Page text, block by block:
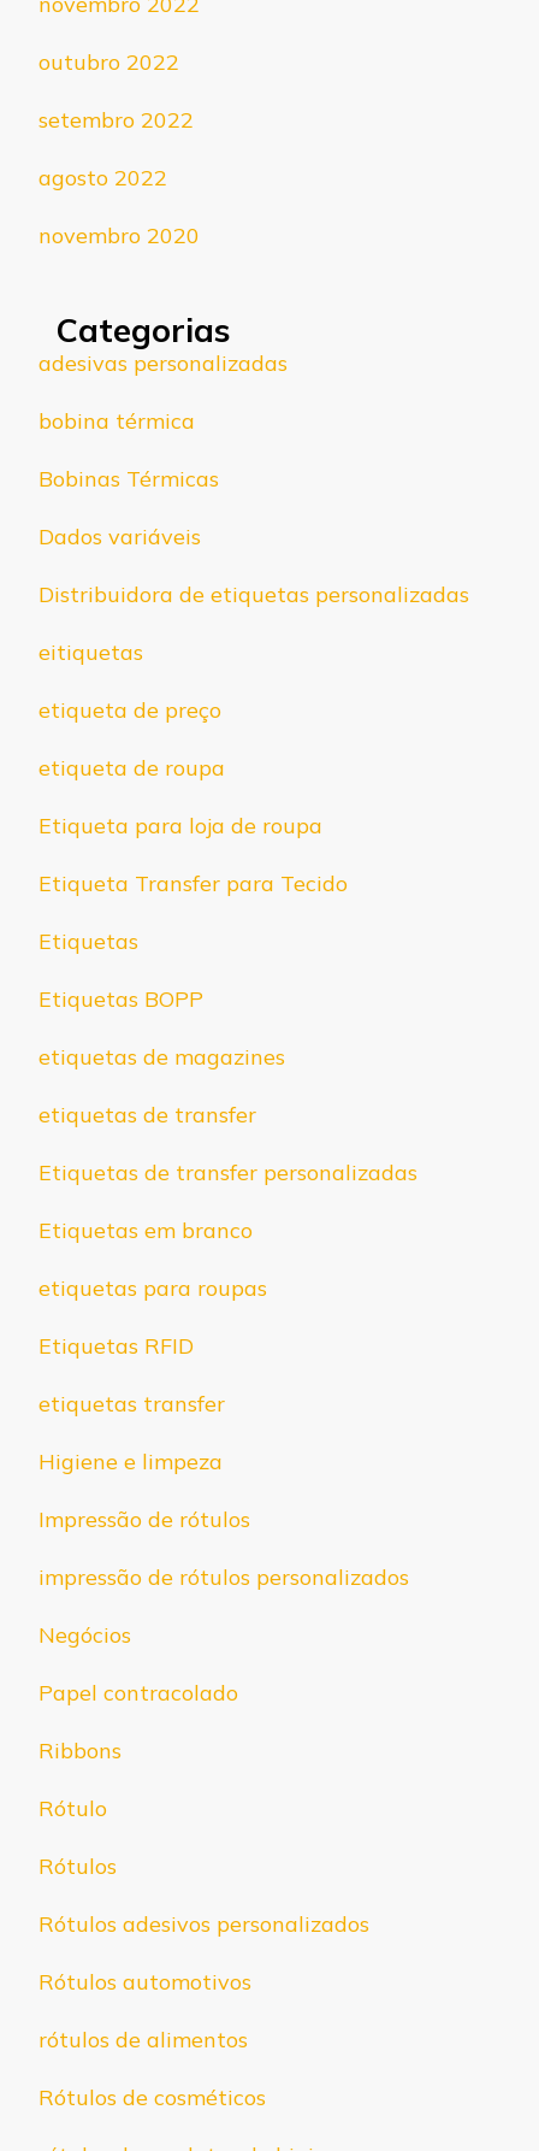
outubro 2022
setembro 2022
agosto 2022
novembro 2020
Categorias
adesivas personalizadas
bobina térmica
Bobinas Térmicas
Dados variáveis
Distribuidora de etiquetas personalizadas
eitiquetas
etiqueta de preço
etiqueta de roupa
Etiqueta para loja de roupa
Etiqueta Transfer para Tecido
Etiquetas
Etiquetas BOPP
etiquetas de magazines
etiquetas de transfer
Etiquetas de transfer personalizadas
Etiquetas em branco
etiquetas para roupas
Etiquetas RFID
etiquetas transfer
Higiene e limpeza
Impressão de rótulos
impressão de rótulos personalizados
Negócios
Papel contracolado
Ribbons
Rótulo
Rótulos
Rótulos adesivos personalizados
Rótulos automotivos
rótulos de alimentos
Rótulos de cosméticos